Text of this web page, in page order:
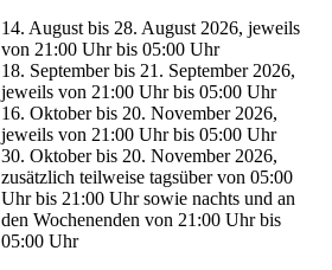
14. August bis 28. August 2026, jeweils
von 21:00 Uhr bis 05:00 Uhr
18. September bis 21. September 2026,
jeweils von 21:00 Uhr bis 05:00 Uhr
16. Oktober bis 20. November 2026,
jeweils von 21:00 Uhr bis 05:00 Uhr
30. Oktober bis 20. November 2026,
zusätzlich teilweise tagsüber von 05:00
Uhr bis 21:00 Uhr sowie nachts und an
den Wochenenden von 21:00 Uhr bis
05:00 Uhr